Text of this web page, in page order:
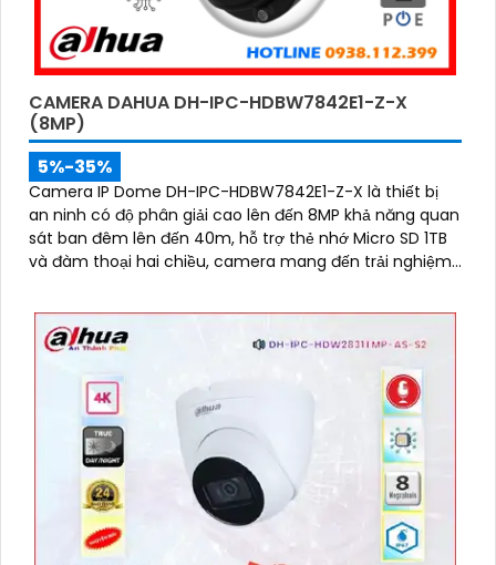
CAMERA DAHUA DH-IPC-HDBW7842E1-Z-X
(8MP)
5%-35%
Camera IP Dome DH-IPC-HDBW7842E1-Z-X là thiết bị
an ninh có độ phân giải cao lên đến 8MP khả năng quan
sát ban đêm lên đến 40m, hỗ trợ thẻ nhớ Micro SD 1TB
và đàm thoại hai chiều, camera mang đến trải nghiệm
minh như nhận diện khuôn mặt và đếm người giúp
nâng cao hiệu quả quản lý và an ninh cho mọi không
gian trong nhà